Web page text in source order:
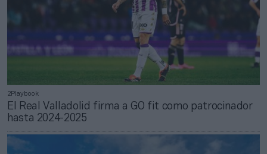
2Playbook
El Real Valladolid firma a GO fit como patrocinador
hasta 2024-2025